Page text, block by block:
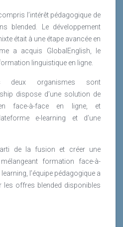
l’intérêt pédagogique de
blended. Le développement
était à une étape avancée en
a acquis GlobalEnglish, le
linguistique en ligne.
organismes sont
dispose d’une solution de
face-à-face en ligne, et
e-learning et d’une
de la fusion et créer une
formation face-à-
l’équipe pédagogique a
les offres blended disponibles